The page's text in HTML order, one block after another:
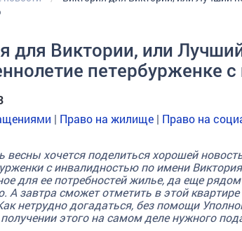
для Виктории, или
петербурженке
| Право на жилище | Право на
весны хочется поделиться хорошей
с инвалидностью по имени
для ее потребностей жилье, да еще
А завтра сможет отметить в этой
нетрудно догадаться, без помощи
этого на самом деле нужного